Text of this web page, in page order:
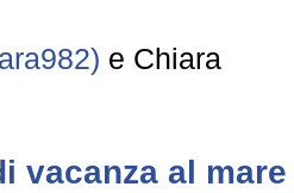
e Chiara
vacanza al mare